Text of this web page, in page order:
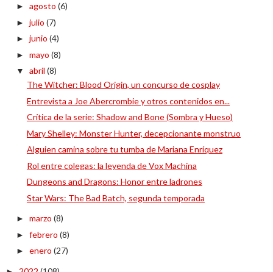
► agosto (6)
► julio (7)
► junio (4)
► mayo (8)
▼ abril (8)
The Witcher: Blood Origin, un concurso de cosplay
Entrevista a Joe Abercrombie y otros contenidos en...
Crítica de la serie: Shadow and Bone (Sombra y Hueso)
Mary Shelley: Monster Hunter, decepcionante monstruo
Alguien camina sobre tu tumba de Mariana Enríquez
Rol entre colegas: la leyenda de Vox Machina
Dungeons and Dragons: Honor entre ladrones
Star Wars: The Bad Batch, segunda temporada
► marzo (8)
► febrero (8)
► enero (27)